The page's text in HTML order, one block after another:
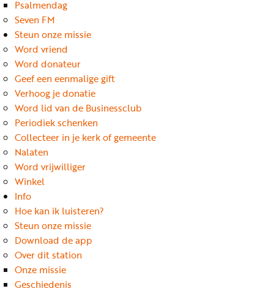
Psalmendag
Seven FM
Steun onze missie
Word vriend
Word donateur
Geef een eenmalige gift
Verhoog je donatie
Word lid van de Businessclub
Periodiek schenken
Collecteer in je kerk of gemeente
Nalaten
Word vrijwilliger
Winkel
Info
Hoe kan ik luisteren?
Steun onze missie
Download de app
Over dit station
Onze missie
Geschiedenis
nu
vriend
Businessclub
Adverteren
Winkel
Privacy
reglement
Algemene
voorwaarden